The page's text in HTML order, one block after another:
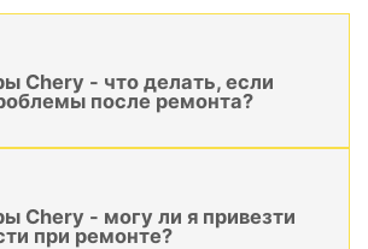
Chery - что делать, если
после ремонта?
Chery - могу ли я привезти
при ремонте?